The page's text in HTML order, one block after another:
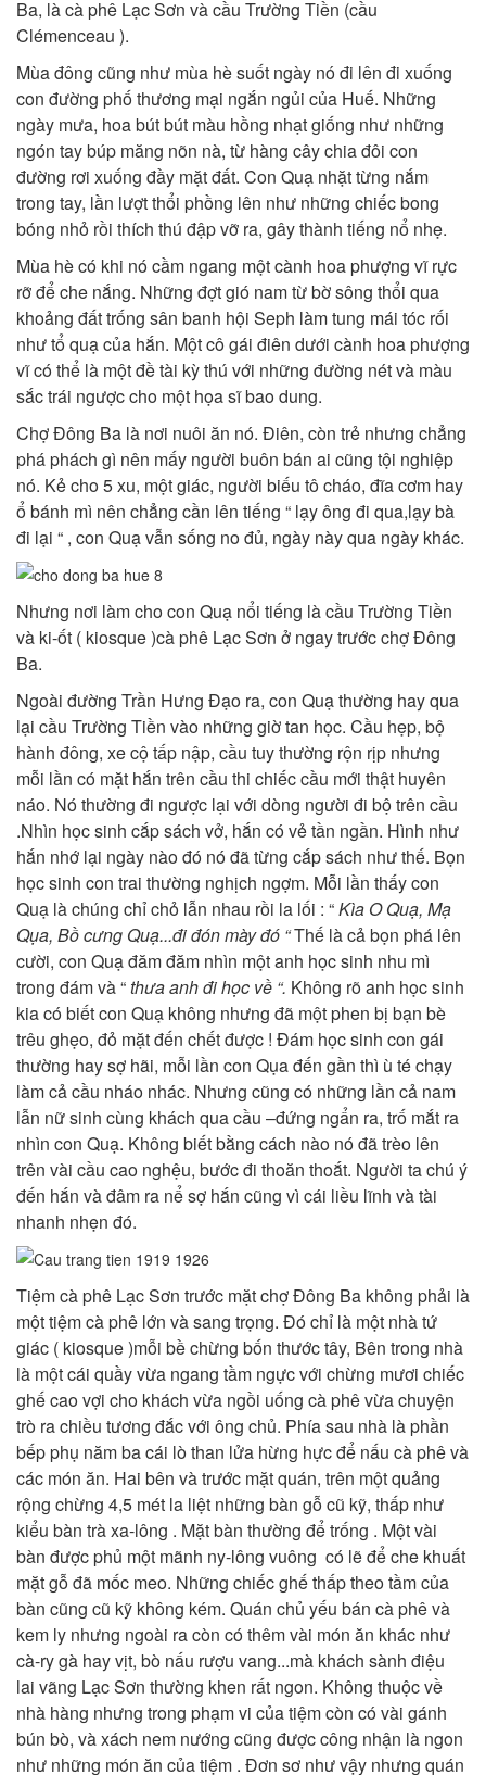
Ba, là cà phê Lạc Sơn và cầu Trường Tiền (cầu
Clémenceau ).
Mùa đông cũng như mùa hè suốt ngày nó đi lên đi xuống
con đường phố thương mại ngắn ngủi của Huế. Những
ngày mưa, hoa bút bút màu hồng nhạt giống như những
ngón tay búp măng nõn nà, từ hàng cây chia đôi con
đường rơi xuống đầy mặt đất. Con Quạ nhặt từng nắm
trong tay, lần lượt thổi phồng lên như những chiếc bong
bóng nhỏ rồi thích thú đập vỡ ra, gây thành tiếng nổ nhẹ.
Mùa hè có khi nó cầm ngang một cành hoa phượng vĩ rực
rỡ để che nắng. Những đợt gió nam từ bờ sông thổi qua
khoảng đất trống sân banh hội Seph làm tung mái tóc rối
như tổ quạ của hắn. Một cô gái điên dưới cành hoa phượng
vĩ có thể là một đề tài kỳ thú với những đường nét và màu
sắc trái ngược cho một họa sĩ bao dung.
Chợ Đông Ba là nơi nuôi ăn nó. Điên, còn trẻ nhưng chẳng
phá phách gì nên mấy người buôn bán ai cũng tội nghiệp
nó. Kẻ cho 5 xu, một giác, người biếu tô cháo, đĩa cơm hay
ổ bánh mì nên chẳng cần lên tiếng “ lạy ông đi qua,lạy bà
đi lại “ , con Quạ vẫn sống no đủ, ngày này qua ngày khác.
Nhưng nơi làm cho con Quạ nổi tiếng là cầu Trường Tiền
và ki-ốt ( kiosque )cà phê Lạc Sơn ở ngay trước chợ Đông
Ba.
Ngoài đường Trần Hưng Đạo ra, con Quạ thường hay qua
lại cầu Trường Tiền vào những giờ tan học. Cầu hẹp, bộ
hành đông, xe cộ tấp nập, cầu tuy thường rộn rịp nhưng
mỗi lần có mặt hắn trên cầu thi chiếc cầu mới thật huyên
náo. Nó thường đi ngược lại với dòng người đi bộ trên cầu
.Nhìn học sinh cắp sách vở, hắn có vẻ tần ngần. Hình như
hắn nhớ lại ngày nào đó nó đã từng cắp sách như thế. Bọn
học sinh con trai thường nghịch ngợm. Mỗi lần thấy con
Quạ là chúng chỉ chỏ lẫn nhau rồi la lối : “Kìa O Quạ, Mạ
Qụa, Bồ cưng Quạ...đi đón mày đó “Thế là cả bọn phá lên
cười, con Quạ đăm đăm nhìn một anh học sinh nhu mì
trong đám và “thưa anh đi học về “. Không rõ anh học sinh
kia có biết con Quạ không nhưng đã một phen bị bạn bè
trêu ghẹo, đỏ mặt đến chết được ! Đám học sinh con gái
thường hay sợ hãi, mỗi lần con Qụa đến gần thì ù té chạy
làm cả cầu nháo nhác. Nhưng cũng có những lần cả nam
lẫn nữ sinh cùng khách qua cầu –đứng ngẩn ra, trố mắt ra
nhìn con Quạ. Không biết bằng cách nào nó đã trèo lên
trên vài cầu cao nghệu, bước đi thoăn thoắt. Người ta chú ý
đến hắn và đâm ra nể sợ hắn cũng vì cái liều lĩnh và tài
nhanh nhẹn đó.
Tiệm cà phê Lạc Sơn trước mặt chợ Đông Ba không phải là
một tiệm cà phê lớn và sang trọng. Đó chỉ là một nhà tứ
giác ( kiosque )mỗi bề chừng bốn thước tây, Bên trong nhà
là một cái quầy vừa ngang tầm ngực với chừng mươi chiếc
ghế cao vợi cho khách vừa ngồi uống cà phê vừa chuyện
trò ra chiều tương đắc với ông chủ. Phía sau nhà là phần
bếp phụ năm ba cái lò than lửa hừng hực để nấu cà phê và
các món ăn. Hai bên và trước mặt quán, trên một quảng
rộng chừng 4,5 mét la liệt những bàn gỗ cũ kỹ, thấp như
kiểu bàn trà xa-lông . Mặt bàn thường để trống . Một vài
bàn được phủ một mãnh ny-lông vuông có lẽ để che khuất
mặt gỗ đã mốc meo. Những chiếc ghế thấp theo tầm của
bàn cũng cũ kỹ không kém. Quán chủ yếu bán cà phê và
kem ly nhưng ngoài ra còn có thêm vài món ăn khác như
cà-ry gà hay vịt, bò nấu rượu vang...mà khách sành điệu
lai vãng Lạc Sơn thường khen rất ngon. Không thuộc về
nhà hàng nhưng trong phạm vi của tiệm còn có vài gánh
bún bò, và xách nem nướng cũng được công nhận là ngon
như những món ăn của tiệm . Đơn sơ như vậy nhưng quán